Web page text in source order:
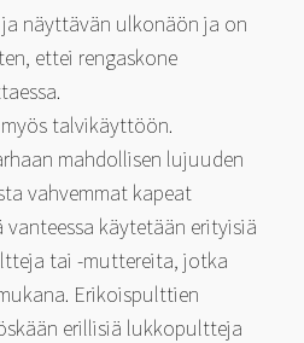
näyttävän ulkonäön ja on
ettei rengaskone
talvikäyttöön.
mahdollisen lujuuden
vahvemmat kapeat
käytetään erityisiä
tai -muttereita, jotka
Erikoispulttien
erillisiä lukkopultteja